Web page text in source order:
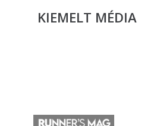
KIEMELT MÉDIA